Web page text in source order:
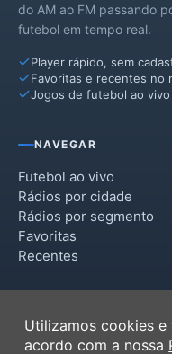
do AM ao FM passando
futebol em tempo real.
Player rápido, sem
Favoritas e recentes no
Jogos de futebol ao vivo
NAVEGAR
Futebol ao vivo
Rádios por cidade
Rádios por segmento
Favoritas
Recentes
Termos de Uso
Utilizamos cookies e
acordo com a nossa